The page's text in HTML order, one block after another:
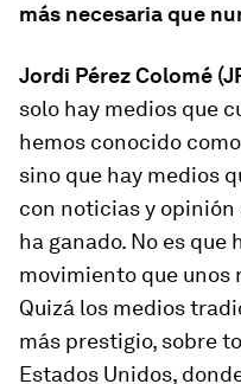
más necesaria que
Jordi Pérez Colomé
solo hay medios que
hemos conocido
sino que hay medios
con noticias y
ha ganado. No es que
movimiento que unos
Quizá los medios
más prestigio, sobre
Estados Unidos,